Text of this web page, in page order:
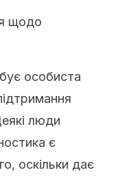
щодо
особиста
люди
є
оскільки дає